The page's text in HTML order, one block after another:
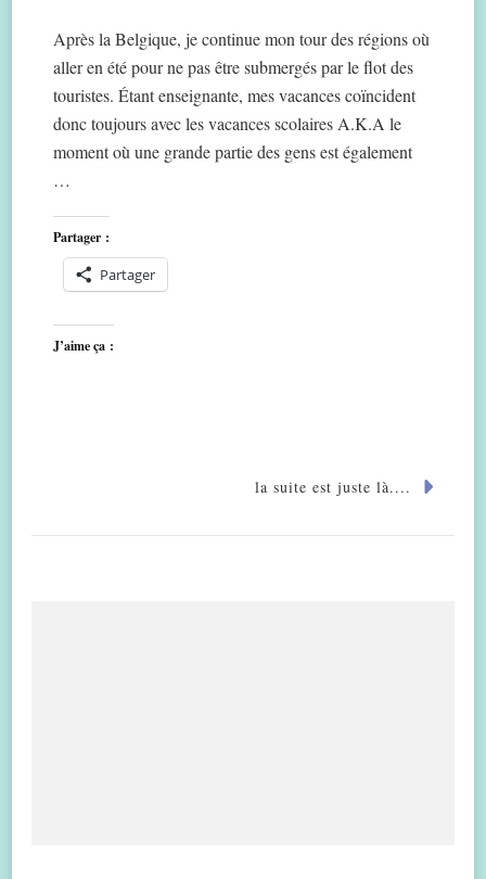
Après la Belgique, je continue mon tour des régions où
aller en été pour ne pas être submergés par le flot des
touristes. Étant enseignante, mes vacances coïncident
donc toujours avec les vacances scolaires A.K.A le
moment où une grande partie des gens est également
…
Partager :
Partager
J’aime ça :
la suite est juste là....